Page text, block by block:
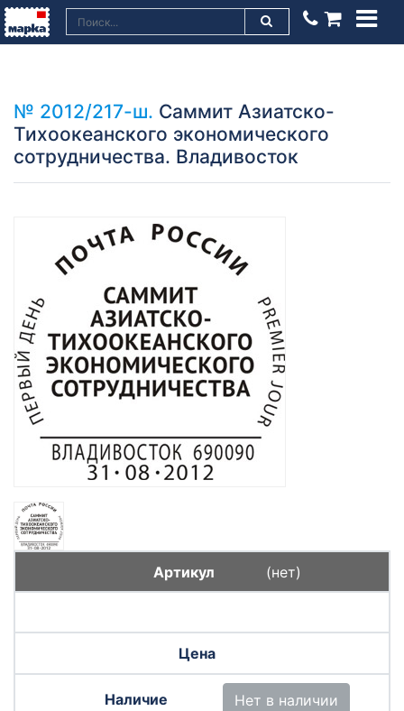
№ 2012/217-ш. Саммит Азиатско-
Тихоокеанского экономического
сотрудничества. Владивосток
(нет)
Нет в наличии